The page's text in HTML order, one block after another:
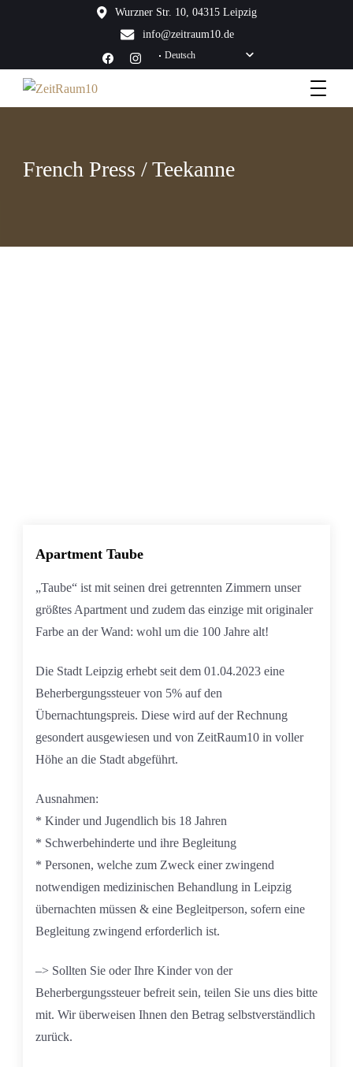
Wurzner Str. 10, 04315 Leipzig
info@zeitraum10.de
Deutsch
Die charmante Hotelalternative
French Press / Teekanne
Apartment Taube
„Taube“ ist mit seinen drei getrennten Zimmern unser
größtes Apartment und zudem das einzige mit originaler
Farbe an der Wand: wohl um die 100 Jahre alt!
Die Stadt Leipzig erhebt seit dem 01.04.2023 eine
Beherbergungssteuer von 5% auf den
Übernachtungspreis. Diese wird auf der Rechnung
gesondert ausgewiesen und von ZeitRaum10 in voller
Höhe an die Stadt abgeführt.
Ausnahmen:
* Kinder und Jugendlich bis 18 Jahren
* Schwerbehinderte und ihre Begleitung
* Personen, welche zum Zweck einer zwingend
notwendigen medizinischen Behandlung in Leipzig
übernachten müssen & eine Begleitperson, sofern eine
Begleitung zwingend erforderlich ist.
–> Sollten Sie oder Ihre Kinder von der
Beherbergungssteuer befreit sein, teilen Sie uns dies bitte
mit. Wir überweisen Ihnen den Betrag selbstverständlich
zurück.